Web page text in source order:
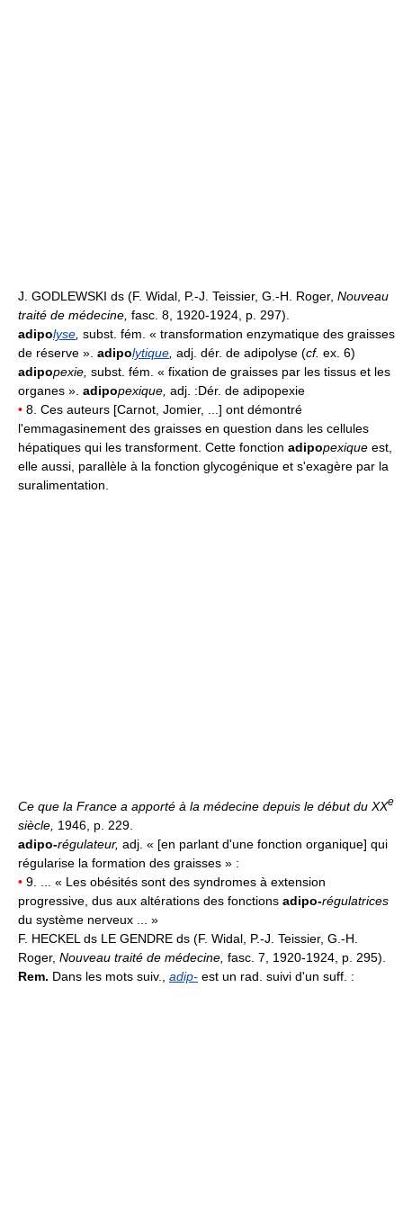
J. GODLEWSKI ds (F. Widal, P.-J. Teissier, G.-H. Roger, Nouveau
traité de médecine, fasc. 8, 1920-1924, p. 297).
adipolyse subst. fém. « transformation enzymatique des graisses
de réserve ». adipolytique adj. dér. de adipolyse (cf. ex. 6)
adipopexie subst. fém. « fixation de graisses par les tissus et les
organes ». adipopexique adj. :Dér. de adipopexie
• 8. Ces auteurs [Carnot, Jomier, ...] ont démontré
l'emmagasinement des graisses en question dans les cellules
hépatiques qui les transforment. Cette fonction adipopexique est,
elle aussi, parallèle à la fonction glycogénique et s'exagère par la
suralimentation.
Ce que la France a apporté à la médecine depuis le début du XXe
siècle, 1946, p. 229.
adipo-régulateur, adj. « [en parlant d'une fonction organique] qui
régularise la formation des graisses » :
• 9. ... « Les obésités sont des syndromes à extension
progressive, dus aux altérations des fonctions adipo-régulatrices
du système nerveux ... »
F. HECKEL ds LE GENDRE ds (F. Widal, P.-J. Teissier, G.-H.
Roger, Nouveau traité de médecine, fasc. 7, 1920-1924, p. 295).
Rem. Dans les mots suiv., adip- est un rad. suivi d'un suff. :